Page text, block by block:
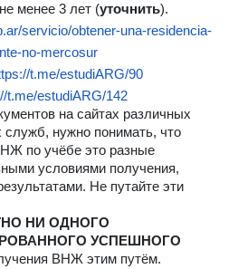
менее 3 лет (уточнить).
servicio/obtener-una-residencia-
no-mercosur
t.me/estudiARG/90
t.me/estudiARG/142
на сайтах различных
служб, нужно понимать, что
по учёбе это разные
условиями получения,
Не путайте эти
НИ ОДНОГО
УСПЕШНОГО
ВНЖ этим путём.